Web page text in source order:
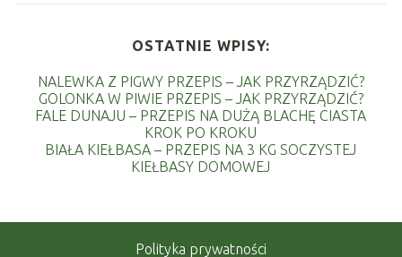
OSTATNIE WPISY:
NALEWKA Z PIGWY PRZEPIS – JAK PRZYRZĄDZIĆ?
GOLONKA W PIWIE PRZEPIS – JAK PRZYRZĄDZIĆ?
FALE DUNAJU – PRZEPIS NA DUŻĄ BLACHĘ CIASTA
KROK PO KROKU
BIAŁA KIEŁBASA – PRZEPIS NA 3 KG SOCZYSTEJ
KIEŁBASY DOMOWEJ
Polityka prywatności